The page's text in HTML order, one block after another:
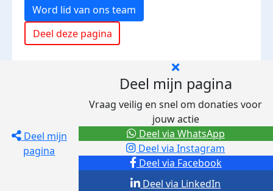
Word lid van ons team
Deel deze pagina
Deel mijn
pagina
Deel mijn pagina
Vraag veilig en snel om donaties voor
jouw actie
Deel via Facebook
Deel via Instagram
Deel via LinkedIn
Deel via WhatsApp